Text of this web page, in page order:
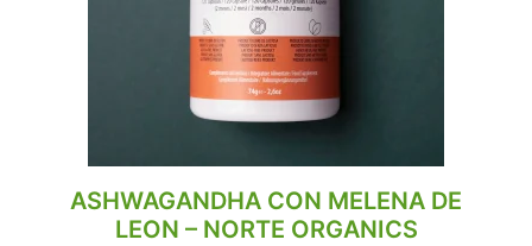
ASHWAGANDHA CON MELENA DE
LEON – NORTE ORGANICS